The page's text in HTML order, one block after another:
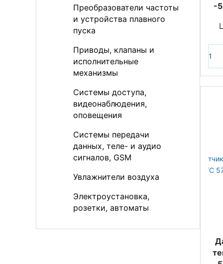
Преобразователи частоты
и устройства плавного
пуска
Приводы, клапаны и
исполнительные
механизмы
Системы доступа,
видеонаблюдения,
оповещения
Системы передачи
данных, теле- и аудио
сигналов, GSM
Увлажнители воздуха
Электроустановка,
розетки, автоматы
-